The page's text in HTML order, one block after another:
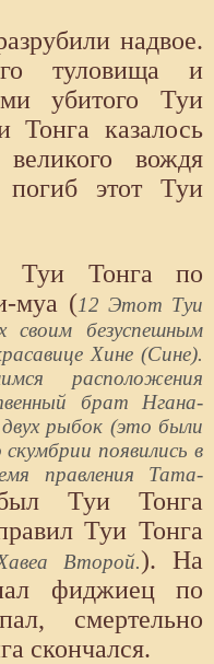
надвое.
туловища и
убитого Туи
Тонга казалось
вождя
этот Туи
Туи Тонга по
муа (12 Этот Туи
своим безуспешным
Хине (Сине).
расположения
брат Нгана-
рыбок (это были
появились в
правления Тата-
Туи Тонга
Туи Тонга
Второй.). На
фиджиец по
смертельно
скончался.